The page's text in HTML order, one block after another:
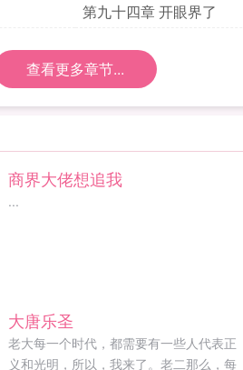
第九十四章 开眼界了
查看更多章节...
商界大佬想追我
...
大唐乐圣
老大每一个时代，都需要有一些人代表正
义和光明，所以，我来了。老二那么，每